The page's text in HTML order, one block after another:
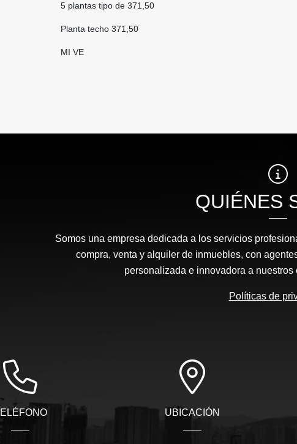
5 plantas tipo de 371,50
Planta techo 371,50
MI VE
QUIÉNES
Somos una empresa dedicada a los servicios
compra, venta y alquiler de inmuebles, con
personalizada e innovadora a
Políticas de
UBICACIÓN